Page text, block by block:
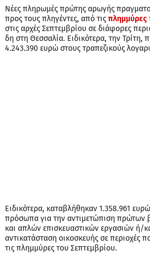
Νέες πληρωμές πρώτης αρωγής
προς τους πληγέντες, από τις πλημμύρες
στις αρχές Σεπτεμβρίου σε διάφορες
δη στη Θεσσαλία. Ειδικότερα, την Τρίτη,
4.243.390 ευρώ στους τραπεζικούς
Ειδικότερα, καταβλήθηκαν 1.358.961
πρόσωπα για την αντιμετώπιση πρώτων
και απλών επισκευαστικών εργασιών ή/
αντικατάσταση οικοσκευής σε περιοχές
τις πλημμύρες του Σεπτεμβρίου.